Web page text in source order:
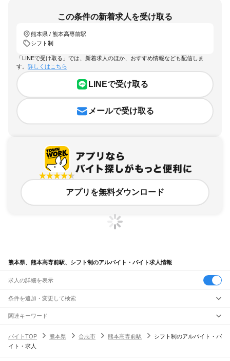
この条件の新着求人を受け取る
熊本県 / 熊本高専前駅
シフト制
「LINEで受け取る」では、新着求人のほか、おすすめ情報なども配信しま
す。 詳しくはこちら
LINEで受け取る
メールで受け取る
アプリを無料ダウンロード
熊本県、熊本高専前駅、シフト制のアルバイト・バイト求人情報
求人の詳細を表示
条件を追加・変更して検索
市区町村を追加・変更
熊本県すべて
熊本市
駅を追加・変更
職種を追加・変更
関連キーワード
バイトTOP
熊本県 合志市 熊本高専前駅
シフト制のアルバイト・バ
イト・求人